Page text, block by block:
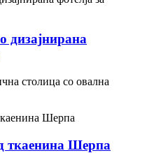
дизајнирана
столица со овална
ткаенина Шерпа